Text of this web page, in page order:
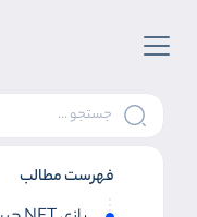
فهرست مطالب